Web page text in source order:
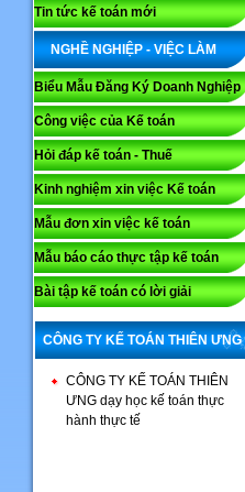
Tin tức kế toán mới
NGHỀ NGHIỆP - VIỆC LÀM
Biểu Mẫu Đăng Ký Doanh Nghiệp
Công việc của Kế toán
Hỏi đáp kế toán - Thuế
Kinh nghiệm xin việc Kế toán
Mẫu đơn xin việc kế toán
Mẫu báo cáo thực tập kế toán
Bài tập kế toán có lời giải
CÔNG TY KẾ TOÁN THIÊN ƯNG
CÔNG TY KẾ TOÁN THIÊN
ƯNG dạy học kế toán thực
hành thực tế